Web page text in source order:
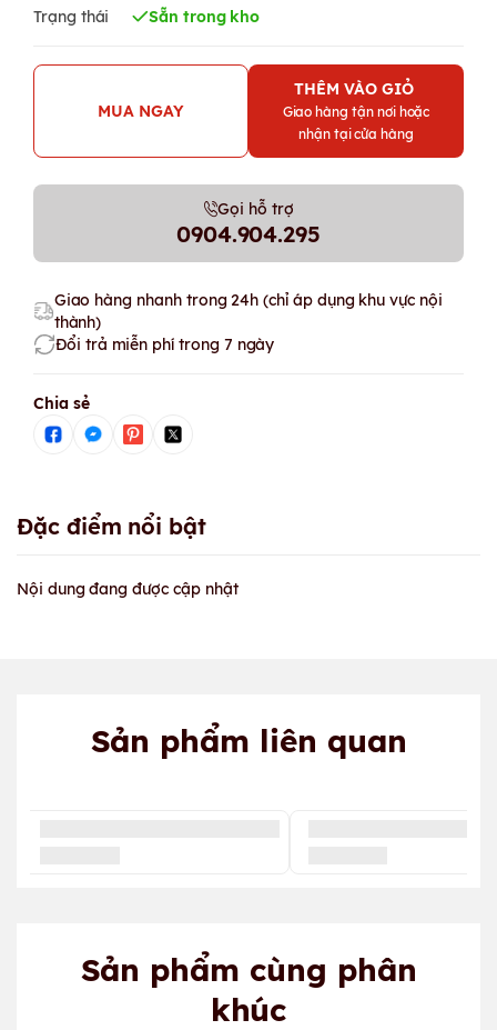
Trạng thái Sẵn trong kho
MUA NGAY
THÊM VÀO GIỎ
Giao hàng tận nơi hoặc
nhận tại cửa hàng
Gọi hỗ trợ
0904.904.295
Giao hàng nhanh trong 24h (chỉ áp dụng khu vực nội
thành)
Đổi trả miễn phí trong 7 ngày
Chia sẻ
Đặc điểm nổi bật
Nội dung đang được cập nhật
Sản phẩm liên quan
Sản phẩm cùng phân
khúc